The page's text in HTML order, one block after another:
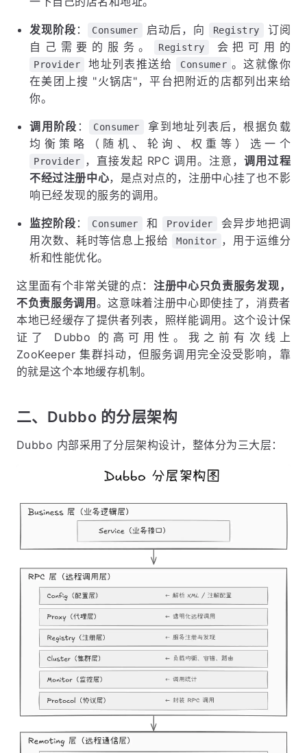
发现阶段 ： Consumer 启动后，向 Registry
订阅
自己需要的服务。
Registry 会把可用的
Provider 地址列表推送给 Consumer 。这就像你
在美团上搜 "火锅店"，平台把附近的店都列出来给
你。
调用阶段 ： Consumer
拿到地址列表后，根据负载
均衡策略（随机、轮询、权重等）选一个
Provider ，直接发起 RPC 调用。注意，调用过程
不经过注册中心，是点对点的，注册中心挂了也不影
响已经发现的服务的调用。
监控阶段 ： Consumer 和 Provider
会异步地把调
用次数、耗时等信息上报给
Monitor ，用于运维分
析和性能优化。
这里面有个非常关键的点：注册中心只负责服务发现，
不负责服务调用 。这意味着注册中心即使挂了，消费者
本地已经缓存了提供者列表，照样能调用。这个设计保
证了 Dubbo 的高可用性。我之前有次线上
ZooKeeper 集群抖动，但服务调用完全没受影响，靠
的就是这个本地缓存机制。
二、Dubbo 的分层架构
Dubbo 内部采用了分层架构设计，整体分为三大层：